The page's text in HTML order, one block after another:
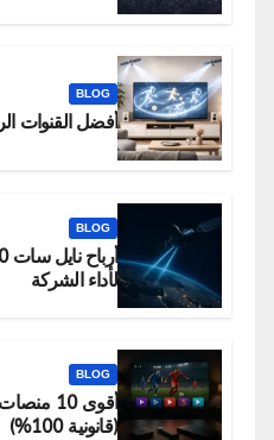
BLOG
أفضل القنوات
BLOG
لأداء الشركة
BLOG
(قانونية 100%)